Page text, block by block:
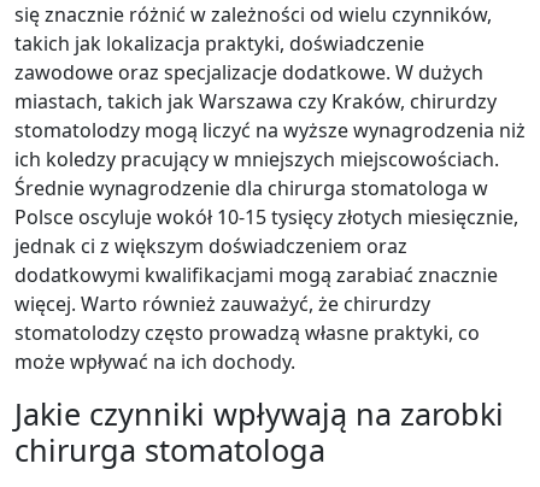
się znacznie różnić w zależności od wielu czynników,
takich jak lokalizacja praktyki, doświadczenie
zawodowe oraz specjalizacje dodatkowe. W dużych
miastach, takich jak Warszawa czy Kraków, chirurdzy
stomatolodzy mogą liczyć na wyższe wynagrodzenia niż
ich koledzy pracujący w mniejszych miejscowościach.
Średnie wynagrodzenie dla chirurga stomatologa w
Polsce oscyluje wokół 10-15 tysięcy złotych miesięcznie,
jednak ci z większym doświadczeniem oraz
dodatkowymi kwalifikacjami mogą zarabiać znacznie
więcej. Warto również zauważyć, że chirurdzy
stomatolodzy często prowadzą własne praktyki, co
może wpływać na ich dochody.
Jakie czynniki wpływają na zarobki
chirurga stomatologa